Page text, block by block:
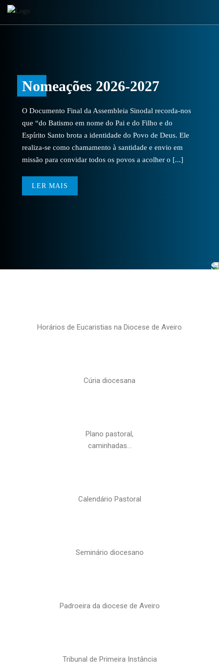
Nomeações 2026-2027
O Documento Final da Assembleia Sinodal recorda-nos
que “do Batismo em nome do Pai e do Filho e do
Espírito Santo brota a identidade do Povo de Deus. Ele
realiza-se como chamamento à santidade e envio em
missão para convidar todos os povos a acolher o [...]
LER MAIS
Horários de Eucaristias na Diocese de Aveiro
Cúria diocesana
Plano pastoral,
caminhadas…
Calendário Pastoral
Seminário diocesano
Padroeira da diocese de Aveiro
Tribunal de Primeira Instância